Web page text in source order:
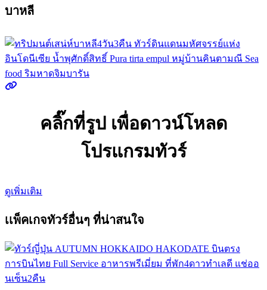
บาหลี
คลิ๊กที่รูป เพื่อดาวน์โหลด
โปรแกรมทัวร์
ดูเพิ่มเติม
เเพ็คเกจทัวร์อื่นๆ ที่น่าสนใจ